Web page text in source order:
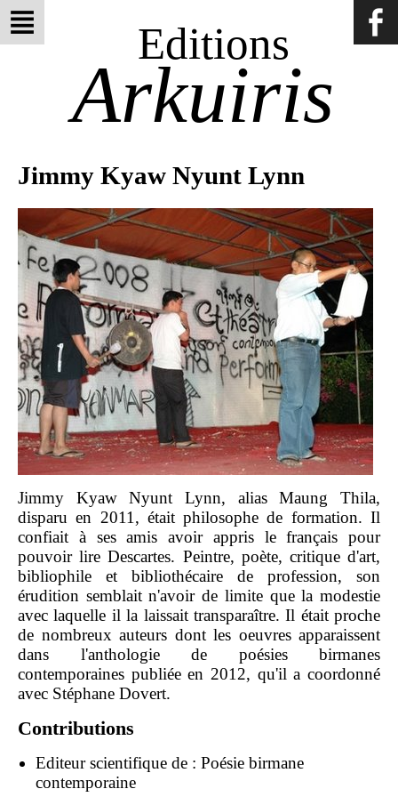
Editions
Arkuiris
Jimmy Kyaw Nyunt Lynn
Jimmy Kyaw Nyunt Lynn, alias Maung Thila,
disparu en 2011, était philosophe de formation. Il
confiait à ses amis avoir appris le français pour
pouvoir lire Descartes. Peintre, poète, critique d'art,
bibliophile et bibliothécaire de profession, son
érudition semblait n'avoir de limite que la modestie
avec laquelle il la laissait transparaître. Il était proche
de nombreux auteurs dont les oeuvres apparaissent
dans l'anthologie de poésies birmanes
contemporaines publiée en 2012, qu'il a coordonné
avec Stéphane Dovert.
Contributions
Editeur scientifique de : Poésie birmane
contemporaine